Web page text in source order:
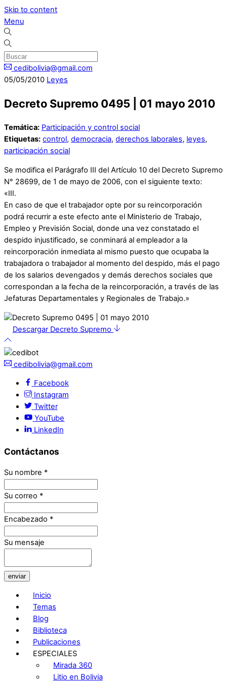
Skip to content
Menu
cedibolivia@gmail.com
05/05/2010 Leyes
Decreto Supremo 0495 | 01 mayo 2010
Temática: Participación y control social
Etiquetas: control, democracia, derechos laborales, leyes,
participación social
Se modifica el Parágrafo III del Artículo 10 del Decreto Supremo
N° 28699, de 1 de mayo de 2006, con el siguiente texto:
«III.
En caso de que el trabajador opte por su reincorporación
podrá recurrir a este efecto ante el Ministerio de Trabajo,
Empleo y Previsión Social, donde una vez constatado el
despido injustificado, se conminará al empleador a la
reincorporación inmediata al mismo puesto que ocupaba la
trabajadora o trabajador al momento del despido, más el pago
de los salarios devengados y demás derechos sociales que
correspondan a la fecha de la reincorporación, a través de las
Jefaturas Departamentales y Regionales de Trabajo.»
Descargar Decreto Supremo
cedibolivia@gmail.com
Facebook
Instagram
Twitter
YouTube
LinkedIn
Contáctanos
Su nombre *
Su correo *
Encabezado *
Su mensaje
enviar
Inicio
Temas
Blog
Biblioteca
Publicaciones
ESPECIALES
Mirada 360
Litio en Bolivia